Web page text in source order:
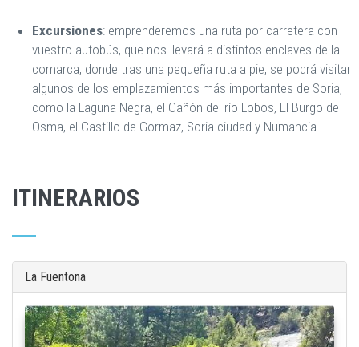
Excursiones: emprenderemos una ruta por carretera con
vuestro autobús, que nos llevará a distintos enclaves de la
comarca, donde tras una pequeña ruta a pie, se podrá visitar
algunos de los emplazamientos más importantes de Soria,
como la Laguna Negra, el Cañón del río Lobos, El Burgo de
Osma, el Castillo de Gormaz, Soria ciudad y Numancia.
ITINERARIOS
La Fuentona